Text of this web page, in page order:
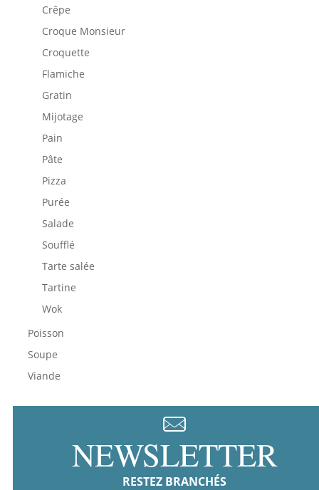
Crêpe
Croque Monsieur
Croquette
Flamiche
Gratin
Mijotage
Pain
Pâte
Pizza
Purée
Salade
Soufflé
Tarte salée
Tartine
Wok
Poisson
Soupe
Viande
NEWSLETTER
RESTEZ BRANCHÉS